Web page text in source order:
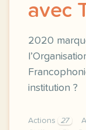
avec
2020
institution ?
Actions 27